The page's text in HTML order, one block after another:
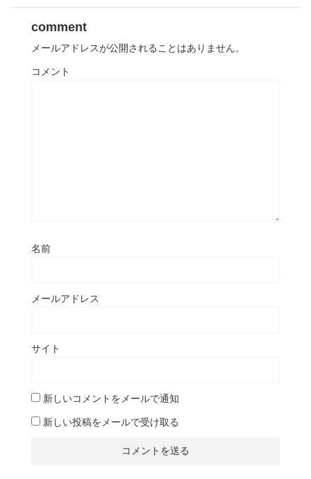
comment
メールアドレスが公開されることはありません。
コメント
名前
メールアドレス
サイト
新しいコメントをメールで通知
新しい投稿をメールで受け取る